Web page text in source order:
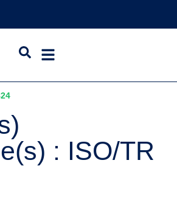
: ISO/TR